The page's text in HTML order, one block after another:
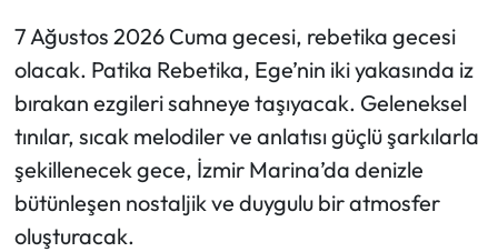
7 Ağustos 2026 Cuma gecesi, rebetika gecesi
olacak. Patika Rebetika, Ege’nin iki yakasında iz
bırakan ezgileri sahneye taşıyacak. Geleneksel
tınılar, sıcak melodiler ve anlatısı güçlü şarkılarla
şekillenecek gece, İzmir Marina’da denizle
bütünleşen nostaljik ve duygulu bir atmosfer
oluşturacak.